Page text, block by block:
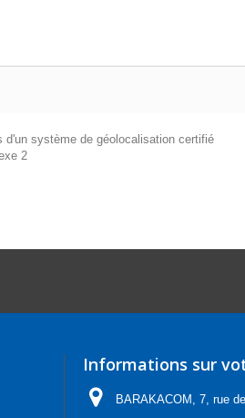
d'un système de géolocalisation certifié
2
Informations sur
BARAKACOM, 7, rue